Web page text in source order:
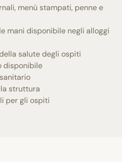
menù stampati, penne e
mani disponibile negli alloggi
salute degli ospiti
disponibile
struttura
per gli ospiti